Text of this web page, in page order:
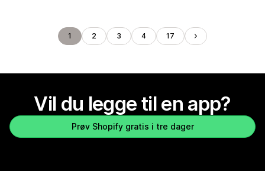
1 2 3 4 17
Vil du legge til en app?
Prøv Shopify gratis i tre dager